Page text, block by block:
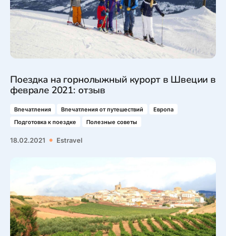
Поездка на горнолыжный курорт в Швеции в
феврале 2021: отзыв
Впечатления Впечатления от путешествий
Европа
Подготовка к поездке
Полезные советы
18.02.2021 Estravel